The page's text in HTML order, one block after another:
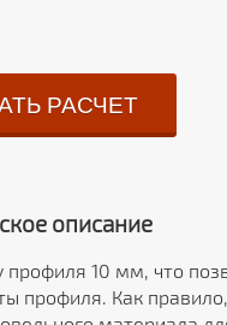
РАСЧЕТ
описание
10 мм, что
профиля. Как правило,